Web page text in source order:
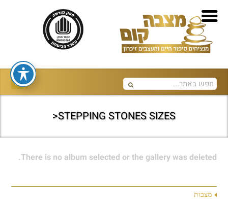
STEPPING STONES SIZES<
מצבות
There is no album selected or the gallery was deleted.